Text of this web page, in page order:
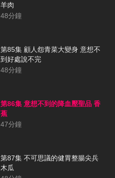
羊肉
48分鐘
第85集 顧人怨青菜大變身 意想不
到好處說不完
48分鐘
第86集 意想不到的降血壓聖品 香
蕉
47分鐘
第87集 不可思議的健胃整腸尖兵
木瓜